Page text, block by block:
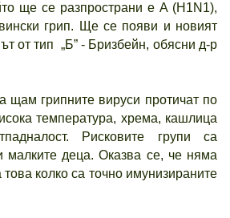
ще се разпространи е A (H1N1),
грип. Ще се появи и новият
от тип „Б” - Бризбейн, обясни д-р
щам грипните вируси протичат по
температура, хрема, кашлица
Рисковите групи са
малките деца. Оказва се, че няма
това колко са точно имунизираните